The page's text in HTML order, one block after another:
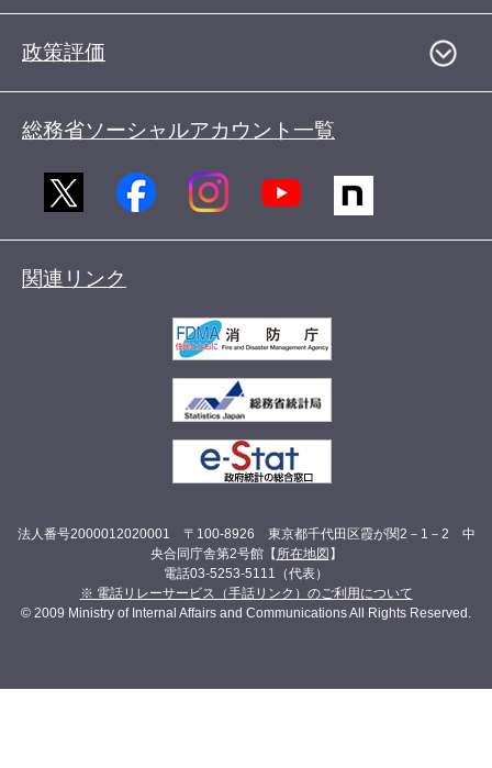
政策評価
総務省ソーシャルアカウント一覧
関連リンク
法人番号2000012020001 〒100-8926 東京都千代田区霞が関2－1－2 中
央合同庁舎第2号館【 所在地図 】
電話03-5253-5111（代表）
※ 電話リレーサービス（手話リンク）のご利用について
© 2009 Ministry of Internal Affairs and Communications All Rights Reserved.